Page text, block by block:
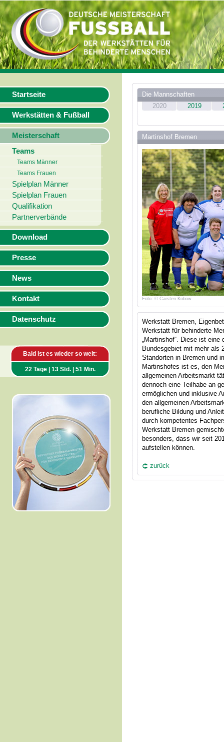
Startseite
Werkstätten & Fußball
Meisterschaft
Teams
Teams Männer
Teams Frauen
Spielplan Männer
Spielplan Frauen
Qualifikation
Partnerverbände
Download
Presse
News
Kontakt
Datenschutz
Bald ist es wieder so weit:
22 Tage | 13 Std. | 51 Min.
Die Mannschaften
2020
2019
Martinshof Bremen
Foto: © Carsten Kobow
Werkstatt Bremen,
Werkstatt für behinderte
„Martinshof“. Diese ist
Bundesgebiet mit mehr als
Standorten in Bremen und
Martinshofes ist es, den
allgemeinen Arbeitsmarkt
dennoch eine Teilhabe an
ermöglichen und inklusive
den allgemeinen
berufliche Bildung und
durch kompetentes
Werkstatt Bremen
besonders, dass wir seit
aufstellen können.
zurück